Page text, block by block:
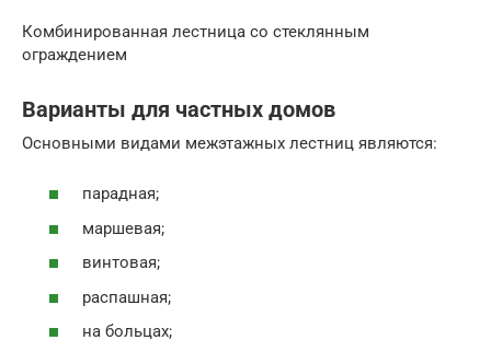
Комбинированная лестница со стеклянным
ограждением
Варианты для частных домов
Основными видами межэтажных лестниц являются:
парадная;
маршевая;
винтовая;
распашная;
на больцах;